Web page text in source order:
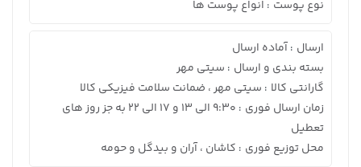
نوع پوست : انواع پوست ها
ارسال : آماده ارسال
بسته بندی و ارسال : سیتی مهر
گارانتی کالا : سیتی مهر ، ضمانت سلامت فیزیکی کالا
زمان ارسال فوری :
9:30 الی 13 و 17 الی 22 به جز روز های
تعطیل
محل توزیع فوری : کاشان ، آران و بیدگل و حومه